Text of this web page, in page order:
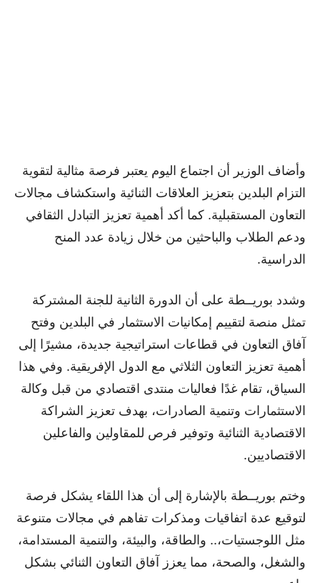
وأضاف الوزير أن اجتماع اليوم يعتبر فرصة مثالية لتقوية
التزام البلدين بتعزيز العلاقات الثنائية واستكشاف مجالات
التعاون المستقبلية. كما أكد أهمية تعزيز التبادل الثقافي
ودعم الطلاب والباحثين من خلال زيادة عدد المنح
الدراسية.
وشدد بوريــطة على أن الدورة الثانية للجنة المشتركة
تمثل منصة لتقييم إمكانيات الاستثمار في البلدين وفتح
آفاق التعاون في قطاعات استراتيجية جديدة، مشيرًا إلى
أهمية تعزيز التعاون الثلاثي مع الدول الإفريقية. وفي هذا
السياق، تقام غدًا فعاليات منتدى اقتصادي من قبل وكالة
الاستثمارات وتنمية الصادرات، بهدف تعزيز الشراكة
الاقتصادية الثنائية وتوفير فرص للمقاولين والفاعلين
الاقتصاديين.
وختم بوريــطة بالإشارة إلى أن هذا اللقاء يشكل فرصة
لتوقيع عدة اتفاقيات ومذكرات تفاهم في مجالات متنوعة
مثل اللوجستيات،.. والطاقة، والبيئة، والتنمية المستدامة،
والشغل، والصحة، مما يعزز آفاق التعاون الثنائي بشكل